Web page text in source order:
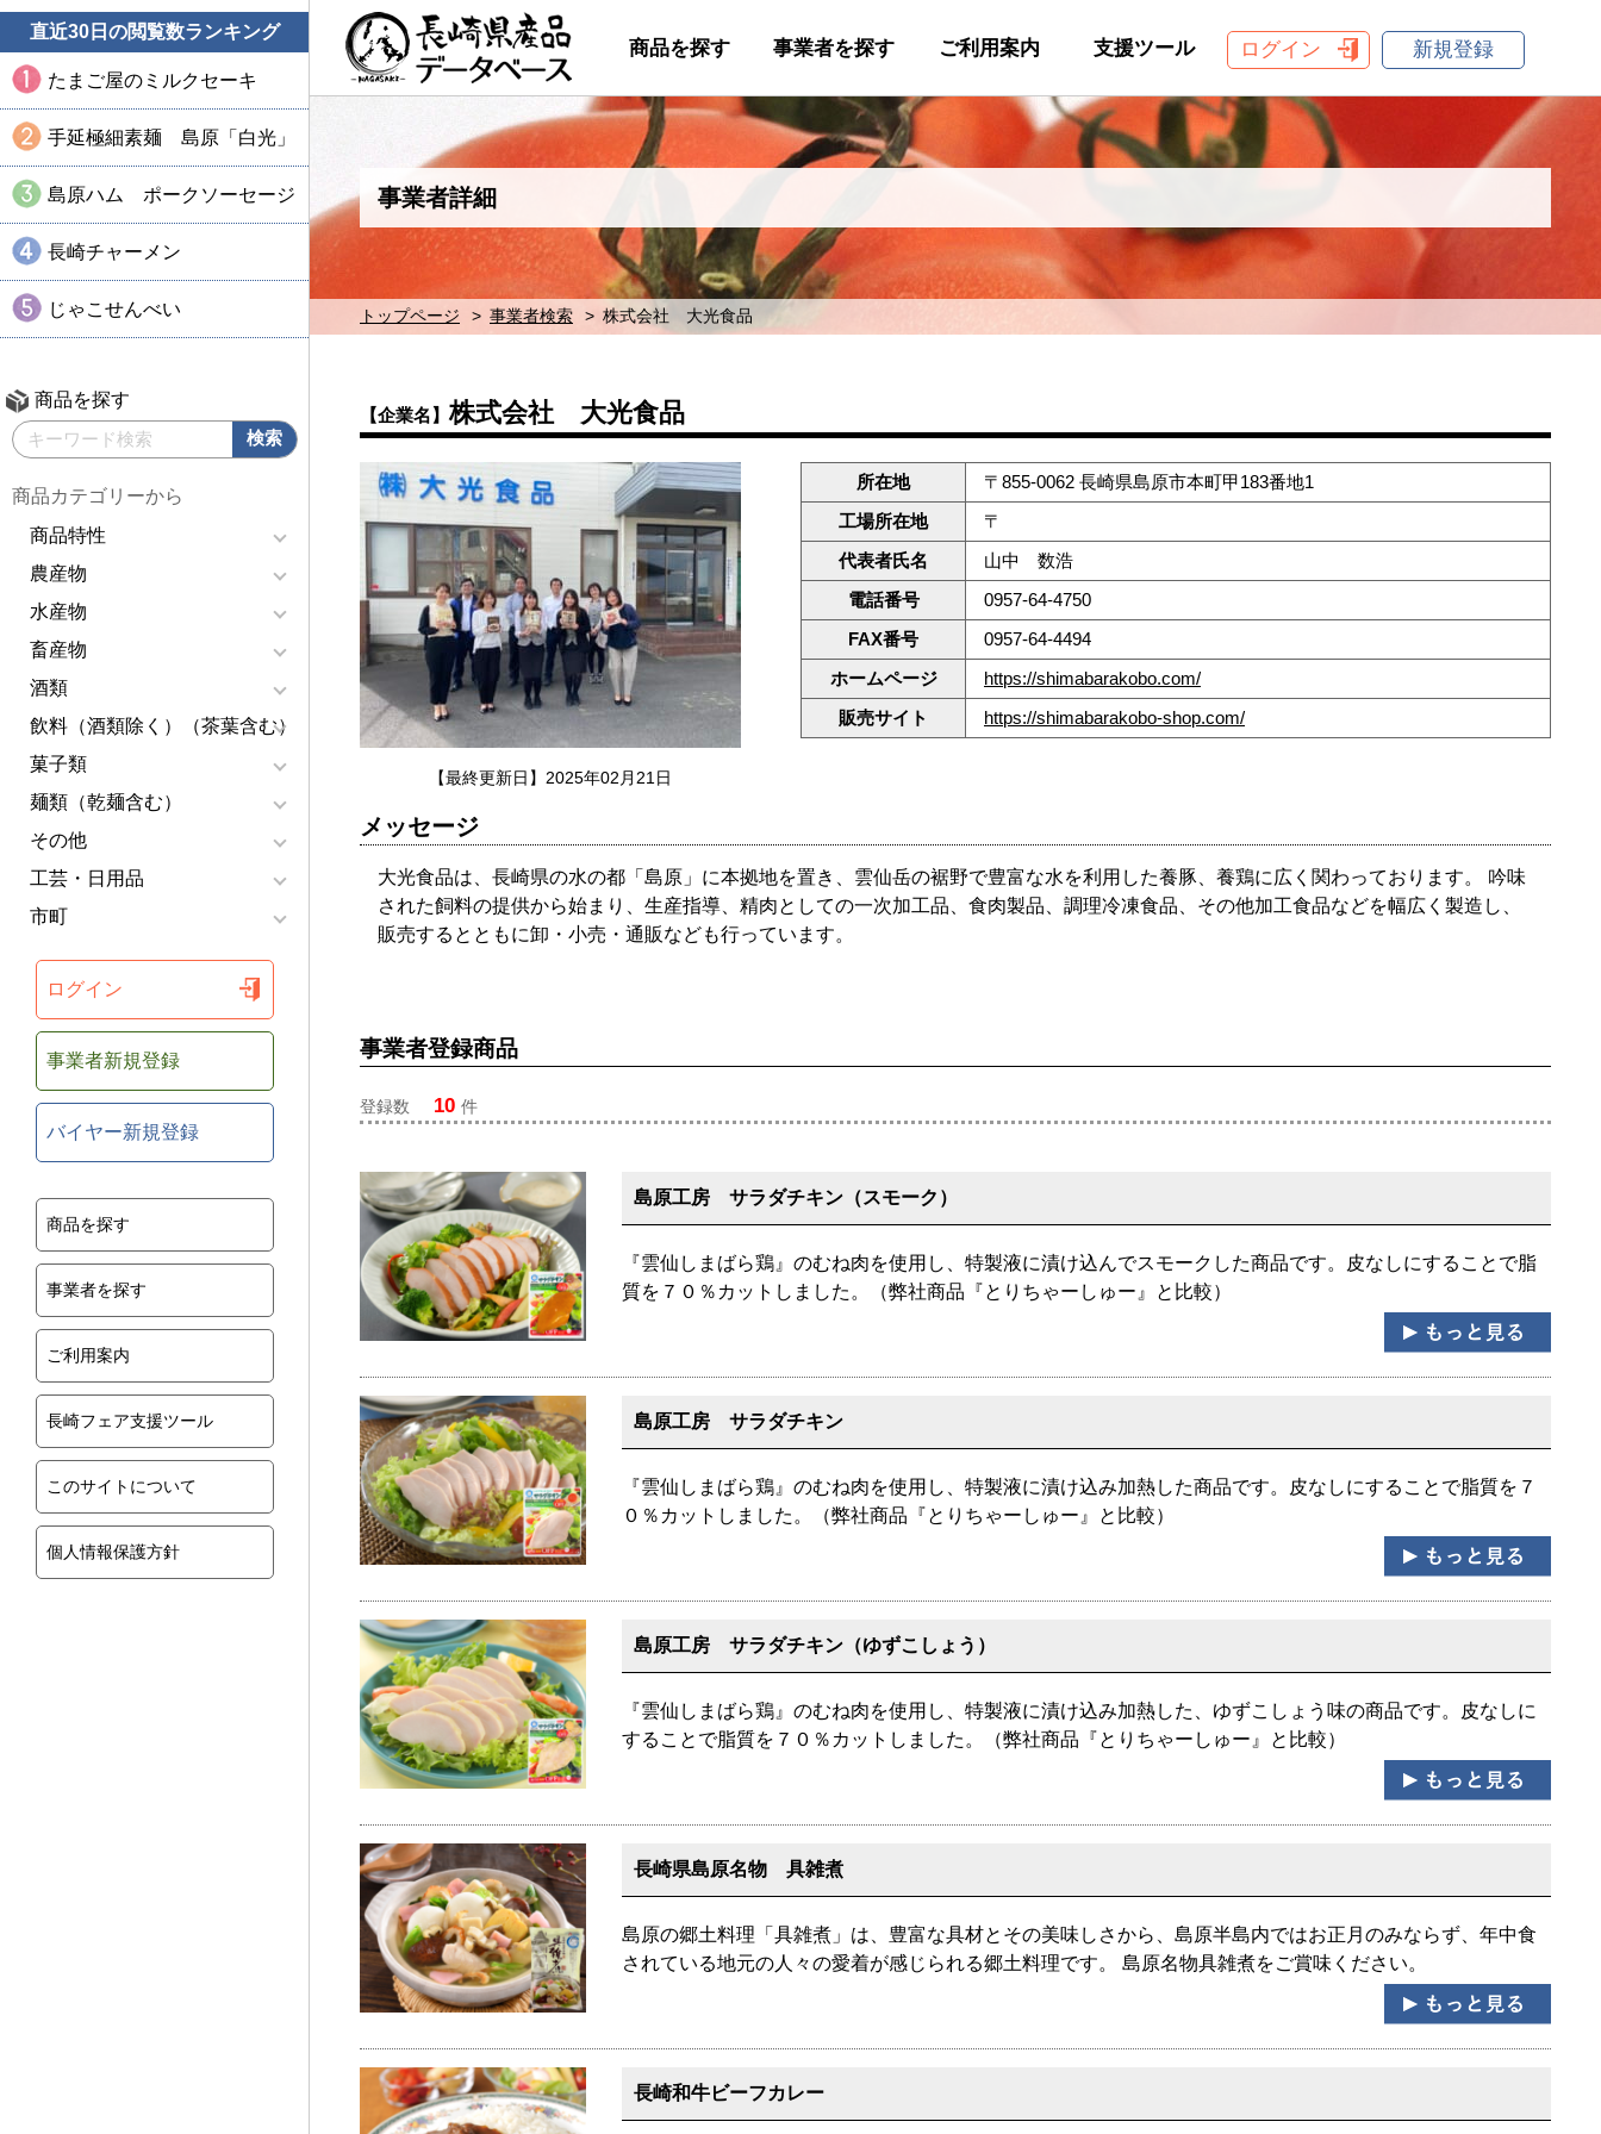
直近30日の閲覧数ランキング
たまご屋のミルクセーキ
手延極細素麺 島原「白光」
島原ハム ポークソーセージ
長崎チャーメン
じゃこせんべい
商品を探す
商品カテゴリーから
商品特性
農産物
水産物
畜産物
酒類
飲料（酒類除く）（茶葉含む）
菓子類
麺類（乾麺含む）
その他
工芸・日用品
市町
ログイン
事業者新規登録
バイヤー新規登録
商品を探す
事業者を探す
ご利用案内
長崎フェア支援ツール
このサイトについて
個人情報保護方針
商品を探す 事業者を探す ご利用案内 支援ツール ログイン 新規登録
事業者詳細
トップページ 事業者検索 株式会社 大光食品
【企業名】株式会社 大光食品
【最終更新日】2025年02月21日
所在地
〒855-0062 長崎県島原市本町甲183番地1
工場所在地
〒
代表者氏名
山中 数浩
電話番号
0957-64-4750
FAX番号
0957-64-4494
ホームページ
https://shimabarakobo.com/
販売サイト
https://shimabarakobo-shop.com/
メッセージ
大光食品は、長崎県の水の都「島原」に本拠地を置き、雲仙岳の裾野で豊富な水を利用した養豚、養鶏に広く関わっております。 吟味
された飼料の提供から始まり、生産指導、精肉としての一次加工品、食肉製品、調理冷凍食品、その他加工食品などを幅広く製造し、
販売するとともに卸・小売・通販なども行っています。
事業者登録商品
登録数 10 件
島原工房 サラダチキン（スモーク）
『雲仙しまばら鶏』のむね肉を使用し、特製液に漬け込んでスモークした商品です。皮なしにすることで脂
質を７０％カットしました。（弊社商品『とりちゃーしゅー』と比較）
島原工房 サラダチキン
『雲仙しまばら鶏』のむね肉を使用し、特製液に漬け込み加熱した商品です。皮なしにすることで脂質を７
０％カットしました。（弊社商品『とりちゃーしゅー』と比較）
島原工房 サラダチキン（ゆずこしょう）
『雲仙しまばら鶏』のむね肉を使用し、特製液に漬け込み加熱した、ゆずこしょう味の商品です。皮なしに
することで脂質を７０％カットしました。（弊社商品『とりちゃーしゅー』と比較）
長崎県島原名物 具雑煮
島原の郷土料理「具雑煮」は、豊富な具材とその美味しさから、島原半島内ではお正月のみならず、年中食
されている地元の人々の愛着が感じられる郷土料理です。 島原名物具雑煮をご賞味ください。
長崎和牛ビーフカレー